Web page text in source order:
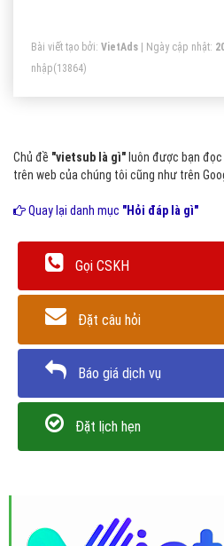
thuật ngữ này
Bài viết tạo bởi: VietAds | Ngày cập nhật:
nhập(13864)
Chủ đề "vietsub là gì" luôn được bạn
trên web của chúng tôi cũng như trên
Quay lại danh mục "Hỏi đáp là gì"
Gọi CSKH
Đặt câu hỏi
Báo giá dịch vụ
Đặt lịch hẹn